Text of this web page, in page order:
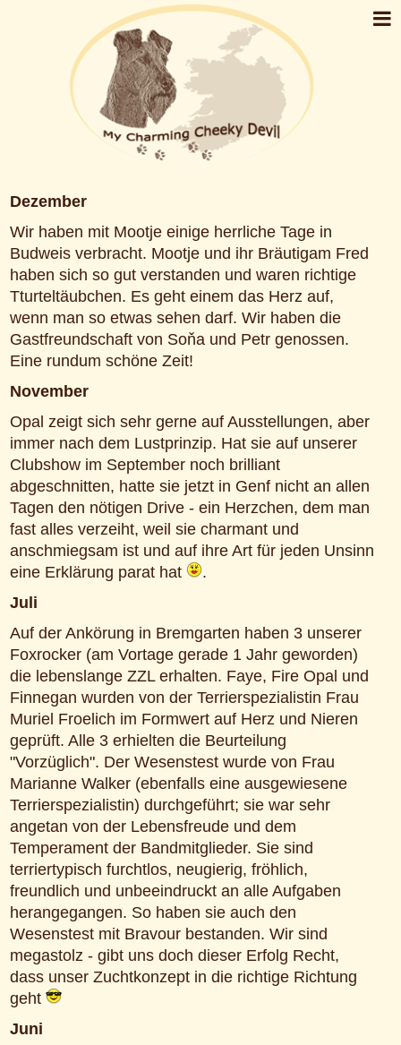
Dezember
Wir haben mit Mootje einige herrliche Tage in
Budweis verbracht. Mootje und ihr Bräutigam Fred
haben sich so gut verstanden und waren richtige
Tturteltäubchen. Es geht einem das Herz auf,
wenn man so etwas sehen darf. Wir haben die
Gastfreundschaft von Soňa und Petr genossen.
Eine rundum schöne Zeit!
November
Opal zeigt sich sehr gerne auf Ausstellungen, aber
immer nach dem Lustprinzip. Hat sie auf unserer
Clubshow im September noch brilliant
abgeschnitten, hatte sie jetzt in Genf nicht an allen
Tagen den nötigen Drive - ein Herzchen, dem man
fast alles verzeiht, weil sie charmant und
anschmiegsam ist und auf ihre Art für jeden Unsinn
eine Erklärung parat hat
.
Juli
Auf der Ankörung in Bremgarten haben 3 unserer
Foxrocker (am Vortage gerade 1 Jahr geworden)
die lebenslange ZZL erhalten. Faye, Fire Opal und
Finnegan wurden von der Terrierspezialistin Frau
Muriel Froelich im Formwert auf Herz und Nieren
geprüft. Alle 3 erhielten die Beurteilung
"Vorzüglich". Der Wesenstest wurde von Frau
Marianne Walker (ebenfalls eine ausgewiesene
Terrierspezialistin) durchgeführt; sie war sehr
angetan von der Lebensfreude und dem
Temperament der Bandmitglieder. Sie sind
terriertypisch furchtlos, neugierig, fröhlich,
freundlich und unbeeindruckt an alle Aufgaben
herangegangen. So haben sie auch den
Wesenstest mit Bravour bestanden. Wir sind
megastolz - gibt uns doch dieser Erfolg Recht,
dass unser Zuchtkonzept in die richtige Richtung
geht
Juni